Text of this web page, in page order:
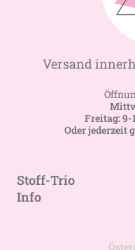
Versand
Freitag: 9-
Oder jederzeit
Stoff-Trio
Info